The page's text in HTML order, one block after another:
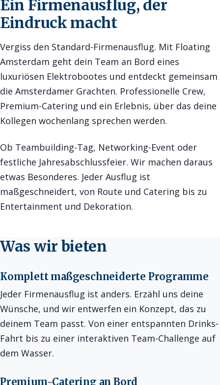
Ein Firmenausflug, der
Eindruck macht
Vergiss den Standard-Firmenausflug. Mit Floating
Amsterdam geht dein Team an Bord eines
luxuriösen Elektrobootes und entdeckt gemeinsam
die Amsterdamer Grachten. Professionelle Crew,
Premium-Catering und ein Erlebnis, über das deine
Kollegen wochenlang sprechen werden.
Ob Teambuilding-Tag, Networking-Event oder
festliche Jahresabschlussfeier. Wir machen daraus
etwas Besonderes. Jeder Ausflug ist
maßgeschneidert, von Route und Catering bis zu
Entertainment und Dekoration.
Was wir bieten
Komplett maßgeschneiderte Programme
Jeder Firmenausflug ist anders. Erzähl uns deine
Wünsche, und wir entwerfen ein Konzept, das zu
deinem Team passt. Von einer entspannten Drinks-
Fahrt bis zu einer interaktiven Team-Challenge auf
dem Wasser.
Premium-Catering an Bord